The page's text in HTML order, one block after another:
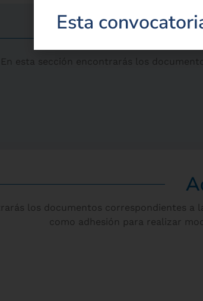
En esta sección encontrarás los
los documentos correspondientes a
como adhesión para realizar
Esta
Facebook:
Fondo Mujer Libre y